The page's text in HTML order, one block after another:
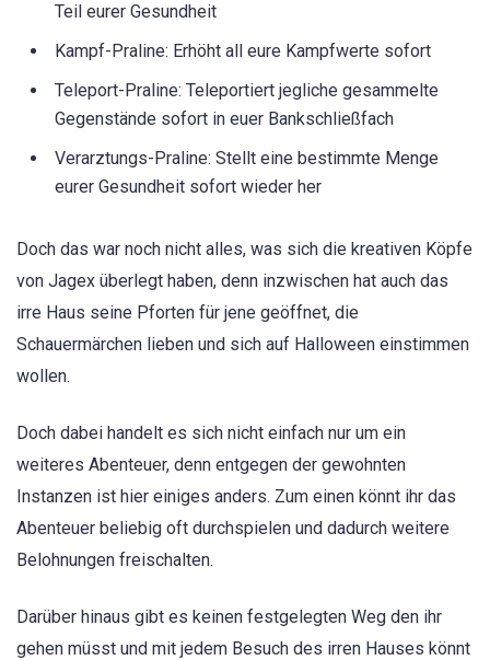
Teil eurer Gesundheit
Kampf-Praline: Erhöht all eure Kampfwerte sofort
Teleport-Praline: Teleportiert jegliche gesammelte
Gegenstände sofort in euer Bankschließfach
Verarztungs-Praline: Stellt eine bestimmte Menge
eurer Gesundheit sofort wieder her
Doch das war noch nicht alles, was sich die kreativen Köpfe
von Jagex überlegt haben, denn inzwischen hat auch das
irre Haus seine Pforten für jene geöffnet, die
Schauermärchen lieben und sich auf Halloween einstimmen
wollen.
Doch dabei handelt es sich nicht einfach nur um ein
weiteres Abenteuer, denn entgegen der gewohnten
Instanzen ist hier einiges anders. Zum einen könnt ihr das
Abenteuer beliebig oft durchspielen und dadurch weitere
Belohnungen freischalten.
Darüber hinaus gibt es keinen festgelegten Weg den ihr
gehen müsst und mit jedem Besuch des irren Hauses könnt